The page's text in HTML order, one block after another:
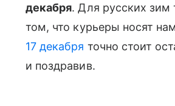
декабря. Для русских зим
том, что курьеры носят
17 декабря точно стоит
и поздравив.